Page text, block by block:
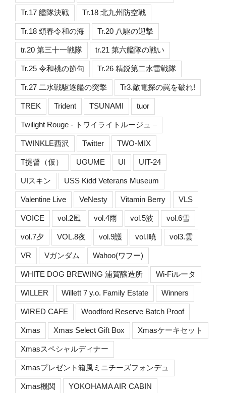
Tr.17 艦隊決戦 Tr.18 北九州防空戦
Tr.18 頌春令和の海 Tr.20 八駆の迎撃
tr.20 第三十一戦隊 tr.21 第六艦隊の戦い
Tr.25 令和桃の節句 Tr.26 精鋭第二水雷戦隊
Tr.27 二水戦駆逐艦の突撃 Tr3.敵電探の罠を破れ!
TREK Trident TSUNAMI tuor
Twilight Rouge - トワイライトルージュ –
TWINKLE西沢 Twitter TWO-MIX
T提督（仮） UGUME UI UIT-24
UIスキン USS Kidd Veterans Museum
Valentine Live VeNesty Vitamin Berry VLS
VOICE vol.2風 vol.4雨 vol.5波 vol.6雪
vol.7夕 VOL.8夜 vol.9護 vol.I暁 vol3.雲
VR Vガンダム Wahoo(ワフー)
WHITE DOG BREWING 浦賀醸造所 Wi-Fiルータ
WILLER Willett 7 y.o. Family Estate Winners
WIRED CAFE Woodford Reserve Batch Proof
Xmas Xmas Select Gift Box Xmasケーキセット
Xmasスペシャルディナー
Xmasプレゼント箱風ミニチーズフォンデュ
Xmas機関 YOKOHAMA AIR CABIN